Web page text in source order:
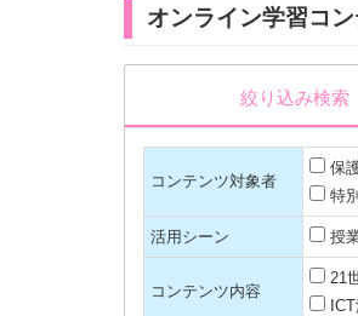
オンライン学習コ
絞り込み検索
コンテンツ対象者
保
特
活用シーン 授
コンテンツ内容
21